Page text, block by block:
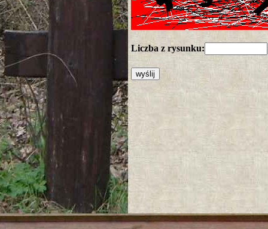
Liczba z rysunku: